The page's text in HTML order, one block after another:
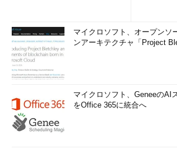
マイクロソフト、オープンソ
ンアーキテクチャ「Project
マイクロソフト、GeneeのAI
をOffice 365に統合へ